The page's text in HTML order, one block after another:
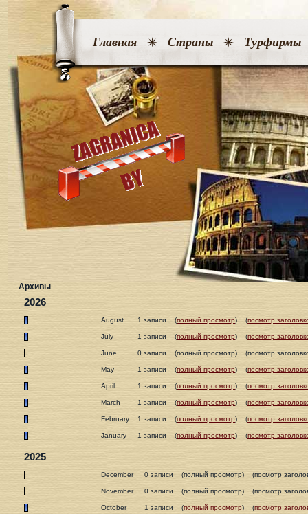
Главная Страны Турфирмы
Архивы
2026
August 1 записи (полный просмотр) (посмотр
July 1 записи (полный просмотр) (посмотр
June 0 записи (полный просмотр) (посмотр
May 1 записи (полный просмотр) (посмотр
April 1 записи (полный просмотр) (посмотр
March 1 записи (полный просмотр) (посмотр
February 1 записи (полный просмотр) (посмотр
January 1 записи (полный просмотр) (посмотр
2025
December 0 записи (полный просмотр) (посмотр
November 0 записи (полный просмотр) (посмотр
October 1 записи (полный просмотр) (посмотр